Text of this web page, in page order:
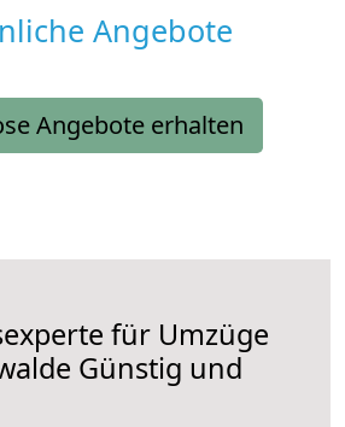
Angebote
Angebote erhalten
für Umzüge
Günstig und